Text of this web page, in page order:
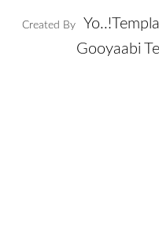
Created By
Gooyaabi